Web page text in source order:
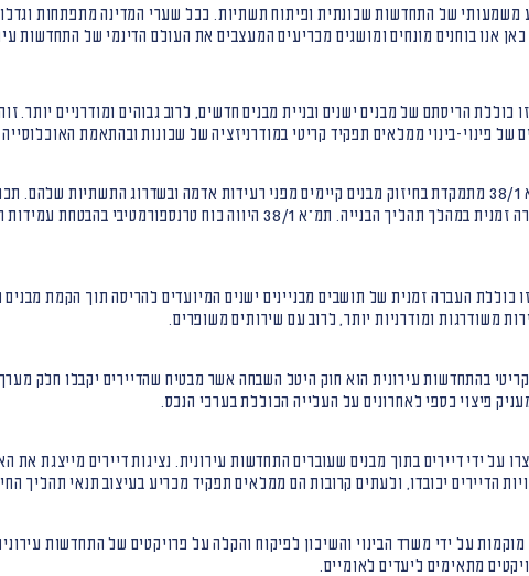
משמעותי של התחדשות שכונתית ופיתוח תשתיות. ככל שערי המדינה מתפתחות
אנו בוחנים מונחים ומושגים מכריעים המעצבים את העולם הדינמי של התחדשות
כוללת הריסתם של מבנים ישנים ובניית מבנים חדשים, לרוב גבוהים ומודרניים
של פינוי-בינוי ממלאים תפקיד קריטי במודרניזציה של שכונות ובהתאמת
תמ"א 38/1 מתמקדת בחיזוק מבנים קיימים מפני רעידות אדמה ובשדרוג התשתיות
ומעודדת את התושבים לעבור דירה זמנית במהלך תהליך הבנייה. תמ"א
כוללת העברה זמנית של תושבים מבניינים ישנים המיועדים להריסה תוך הקמת
משודרגות ומודרניות יותר, לרוב עם שירותים משופרים.
בהתחדשות עירונית הוא חוק היטל השבחה אשר מבטיח שהדיירים יקבלו חלק
פיצוי כספי לאחרונים על העלייה הכוללת בערכי הנכס.
על ידי דיירים בתוך מבנים שעוברים התחדשות עירונית. נציגות דיירים מייצגת
הדיירים יכובדו, ולעתים קרובות הם ממלאים תפקיד מכריע בעיצוב תנאי תהליך
מוקמות על ידי משרד הבינוי והשיכון לפיקוח והקלה על פרויקטים של התחדשות
מתאימים ליעדים לאומיים.